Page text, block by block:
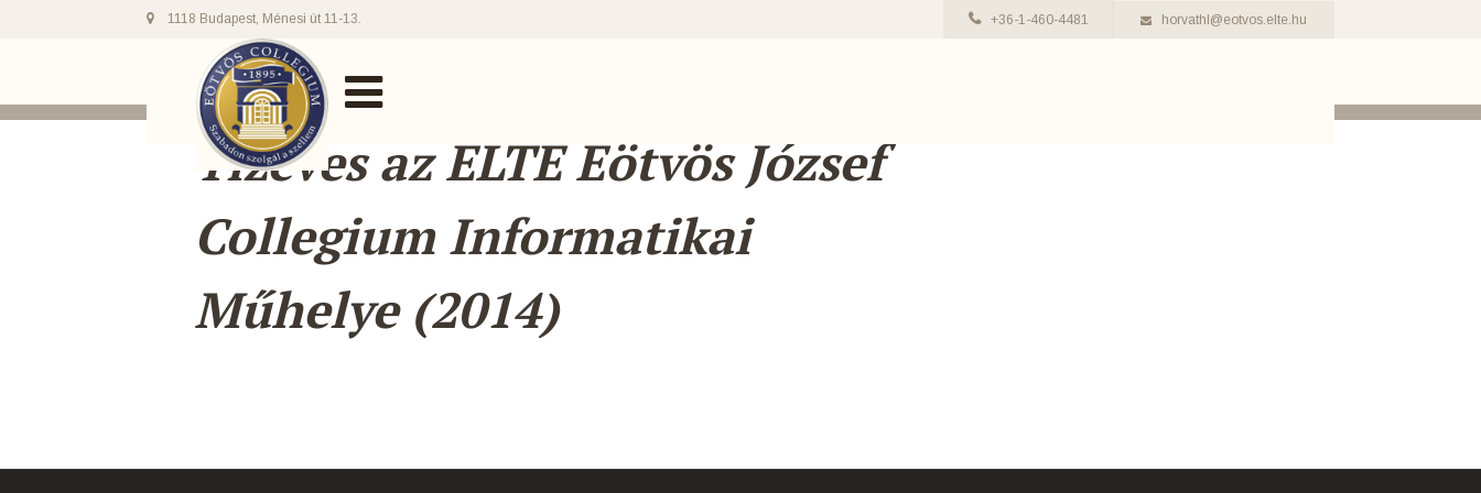
1118 Budapest, Ménesi út 11-13. +36-1-460-4481 horvathl@eotvos.elte.hu
Tízéves az ELTE Eötvös József
Collegium Informatikai
Műhelye (2014)